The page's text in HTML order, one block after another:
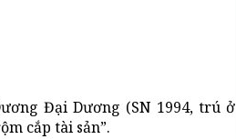
Đại Dương (SN 1994, trú ở
cắp tài sản”.